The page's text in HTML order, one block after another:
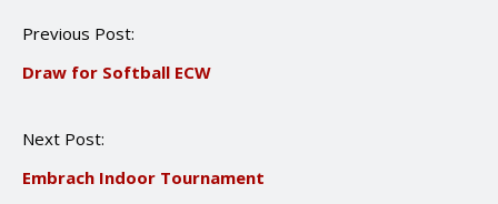
P
s
a
i
Previous Post:
Draw for Softball ECW
Next Post:
Embrach Indoor Tournament